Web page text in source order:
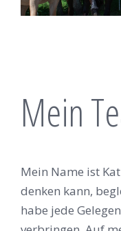
Mein
Mein Name ist
denken kann,
habe jede